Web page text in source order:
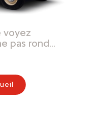
voyez
pas rond…